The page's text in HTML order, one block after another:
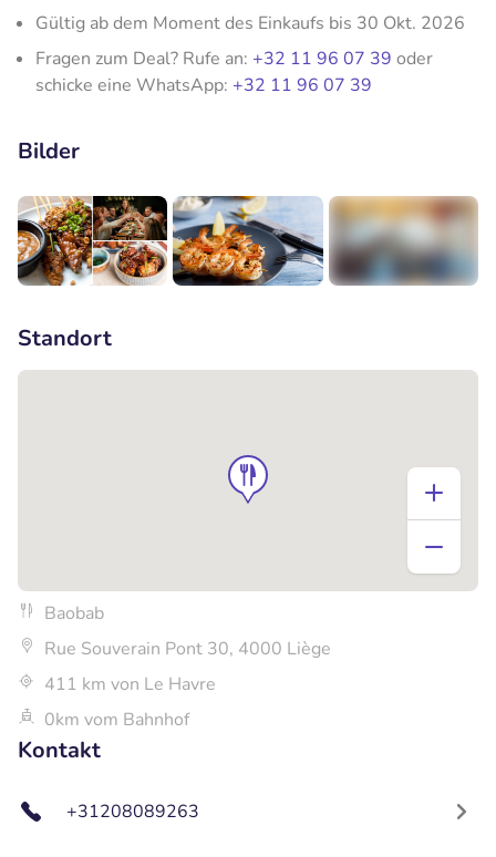
Gültig ab dem Moment des Einkaufs bis 30 Okt. 2026
Fragen zum Deal? Rufe an: +32 11 96 07 39 oder
schicke eine WhatsApp: +32 11 96 07 39
Bilder
Standort
Baobab
Rue Souverain Pont 30, 4000 Liège
411 km von Le Havre
0km vom Bahnhof
Kontakt
+31208089263